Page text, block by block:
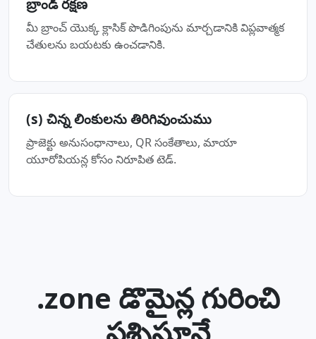
బ్రాండ్ రక్షణ
మీ బ్రాంచ్ యొక్క క్లాసిక్ పొడిగింపును మార్చడానికి విప్లవాత్మక
చేతులను బయటకు ఉంచడానికి.
(s) చిన్న లింకులను తిరిగివుంచుము
ప్రాజెక్టు అనుసంధానాలు, QR సంకేతాలు, మాయా
యూరోపియన్ల కోసం నిరూపిత టెడ్‌.
.zone డొమైన్ల గురించి